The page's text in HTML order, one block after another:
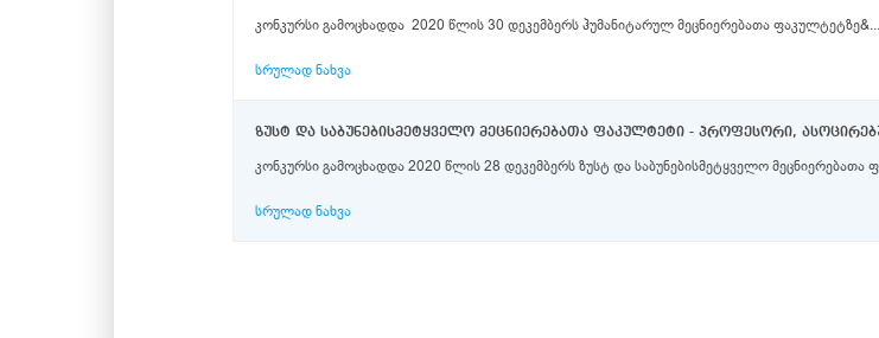
კონკურსი გამოცხადდა 2020 წლის 30 დეკემბერს ჰუმანიტარულ მეცნიერებათა ფაკულტეტზე&...
სრულად ნახვა
სრულად ნახვა